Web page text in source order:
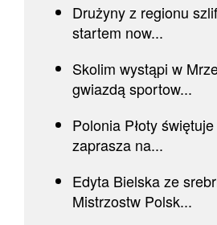
Drużyny z regionu
startem now...
Skolim wystąpi w
gwiazdą sportow...
Polonia Płoty
zaprasza na...
Edyta Bielska ze
Mistrzostw Polsk...